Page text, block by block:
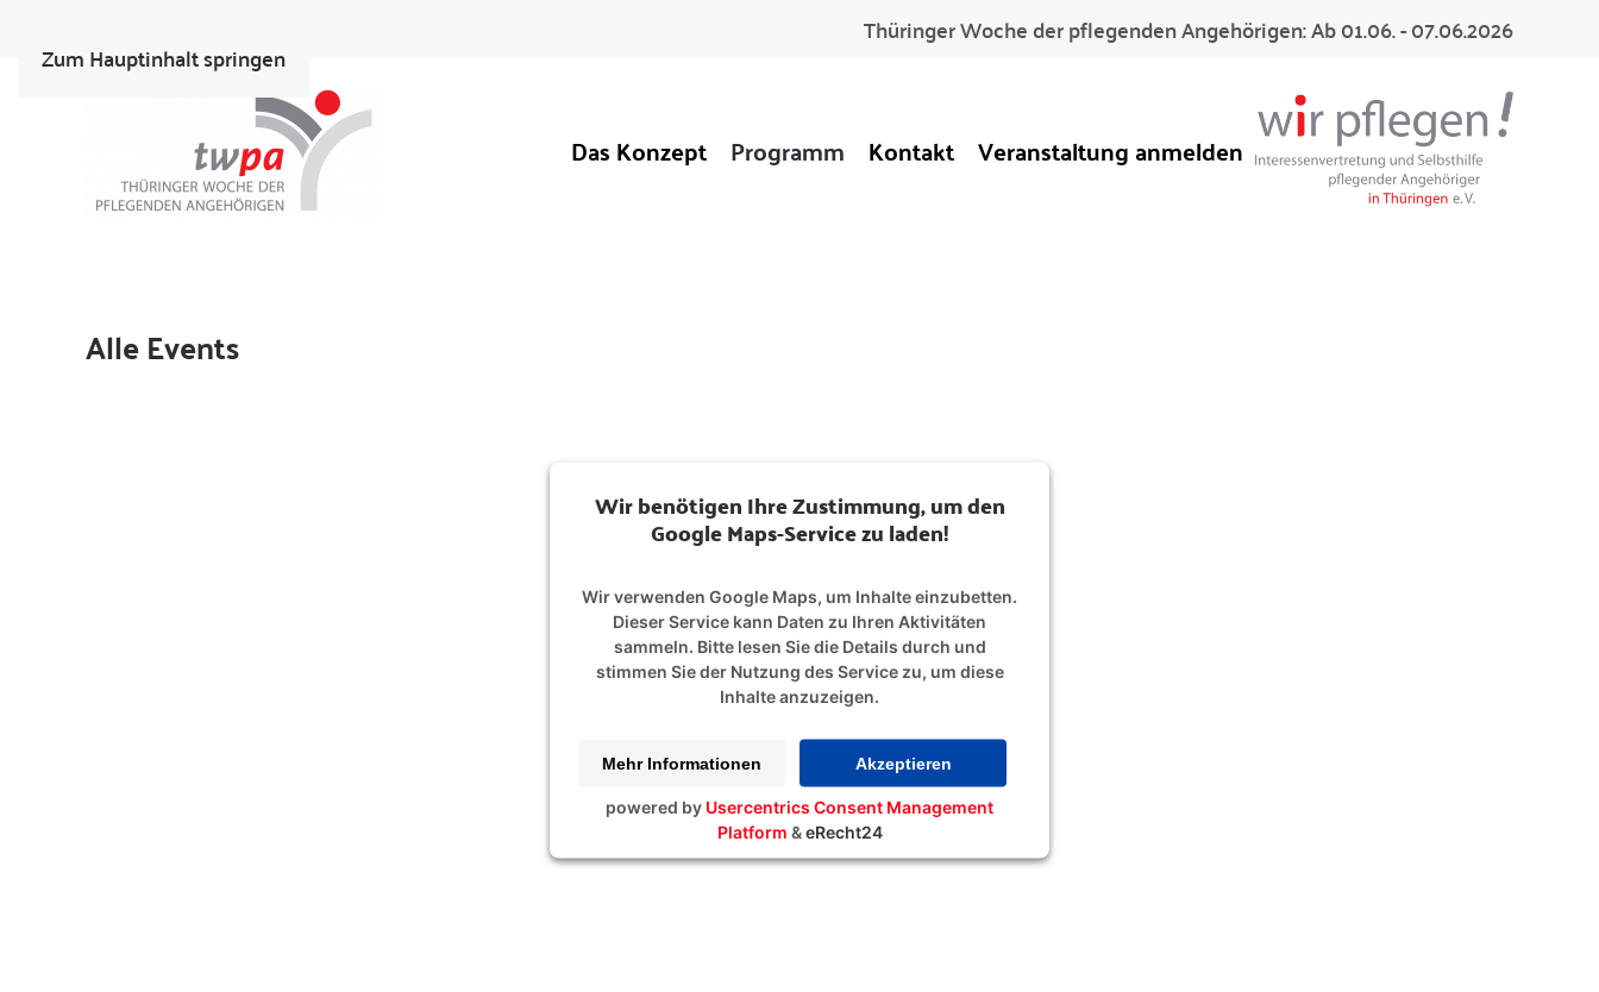
Zum Hauptinhalt springen
Thüringer Woche der pflegenden Angehörigen: Ab 01.06. - 07.06.2026
Das Konzept Programm Kontakt Veranstaltung anmelden
Alle Events
Wir benötigen Ihre Zustimmung, um den
Google Maps-Service zu laden!
Wir verwenden Google Maps, um Inhalte einzubetten.
Dieser Service kann Daten zu Ihren Aktivitäten
sammeln. Bitte lesen Sie die Details durch und
stimmen Sie der Nutzung des Service zu, um diese
Inhalte anzuzeigen.
Mehr Informationen Akzeptieren
powered by Usercentrics Consent Management
Platform &eRecht24